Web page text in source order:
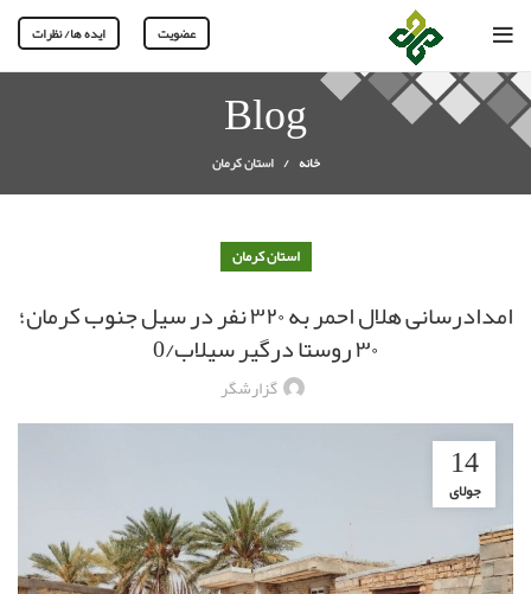
عضویت ایده ها/ نظرات
Blog
خانه استان کرمان
استان کرمان
امدادرسانی هلال احمر به ۳۲۰ نفر در سیل جنوب کرمان؛
۳۰ روستا درگیر سیلاب/0
گزارشگر
14
جولای